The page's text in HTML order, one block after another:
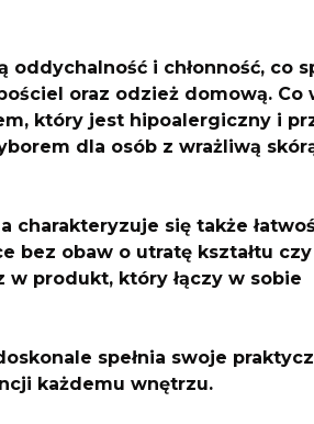
oddychalność i chłonność, co
oraz odzież domową. Co
który jest hipoalergiczny i
dla osób z wrażliwą
charakteryzuje się także
bez obaw o utratę kształtu
produkt, który łączy w sobie
spełnia swoje
każdemu wnętrzu.